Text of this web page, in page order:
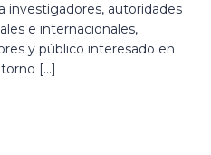
investigadores, autoridades
e internacionales,
y público interesado en
[…]